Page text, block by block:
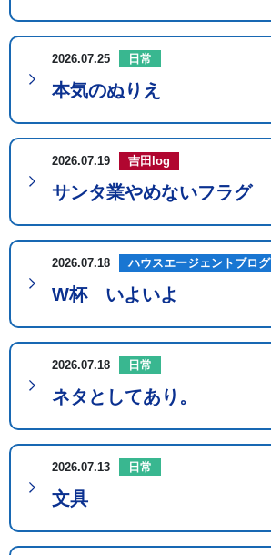
2026.07.25 日常
本気のぬりえ
2026.07.19 吉田log
サンタ業やめないフラグ
2026.07.18 ハウスエージェントブログ
W杯 いよいよ
2026.07.18 日常
ネタとしてあり。
2026.07.13 日常
文具